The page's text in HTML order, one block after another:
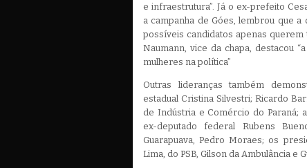
e infraestrutura”. Já o ex-prefeito
a campanha de Góes, lembrou que
possíveis candidatos apenas querem
Naumann, vice da chapa, destacou
mulheres na política”
Outras lideranças também
estadual Cristina Silvestri; Ricardo
de Indústria e Comércio do Paraná;
ex-deputado federal Rubens
Guarapuava, Pedro Moraes; os
Lima, do PSB, Gilson da Ambulância e